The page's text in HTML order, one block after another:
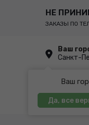
ЗАКАЗЫ ПО
Ваш
Санкт-
Ваш
Да, все